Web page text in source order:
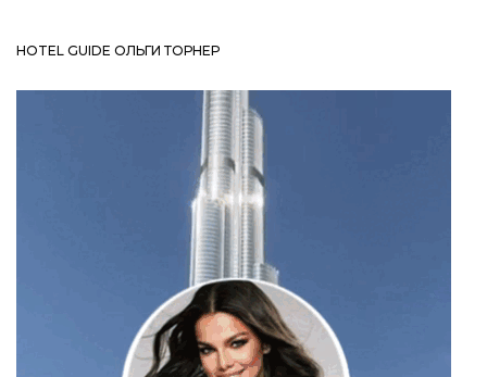
HOTEL GUIDE ОЛЬГИ ТОРНЕР